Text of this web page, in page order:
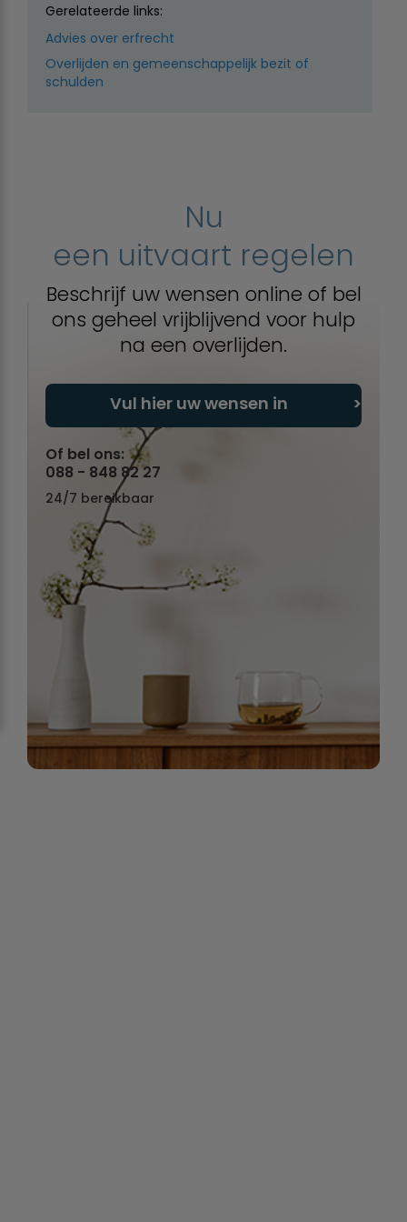
Gerelateerde links:
Advies over erfrecht
Overlijden en gemeenschappelijk bezit of
schulden
Nu
een uitvaart regelen
Beschrijf uw wensen online of bel
ons geheel vrijblijvend voor hulp
na een overlijden.
Vul hier uw wensen in
Of bel ons:
088 - 848 82 27
24/7 bereikbaar